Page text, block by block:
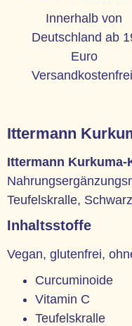
Innerhalb von
Deutschland ab
Euro
Ittermann
Ittermann Kurkuma-
Teufelskralle,
Inhaltsstoffe
Vegan, glutenfrei,
Curcuminoide
Vitamin C
Teufelskralle